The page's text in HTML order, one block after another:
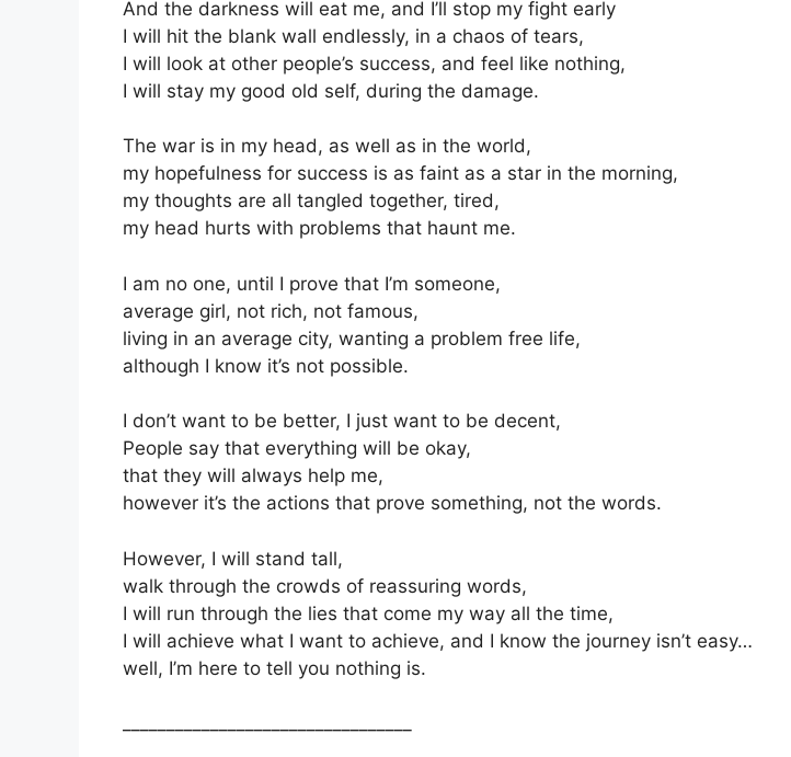
And the darkness will eat me, and I’ll stop my fight early
I will hit the blank wall endlessly, in a chaos of tears,
I will look at other people’s success, and feel like nothing,
I will stay my good old self, during the damage.
The war is in my head, as well as in the world,
my hopefulness for success is as faint as a star in the morning,
my thoughts are all tangled together, tired,
my head hurts with problems that haunt me.
I am no one, until I prove that I’m someone,
average girl, not rich, not famous,
living in an average city, wanting a problem free life,
although I know it’s not possible.
I don’t want to be better, I just want to be decent,
People say that everything will be okay,
that they will always help me,
however it’s the actions that prove something, not the words.
However, I will stand tall,
walk through the crowds of reassuring words,
I will run through the lies that come my way all the time,
I will achieve what I want to achieve, and I know the journey isn’t easy…
well, I’m here to tell you nothing is.